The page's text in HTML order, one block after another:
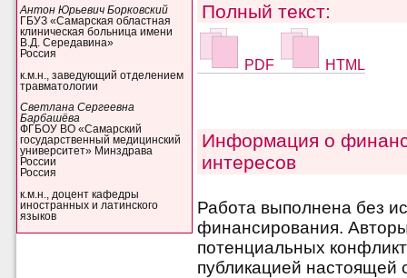
Антон Юрьевич Борковский
ГБУЗ «Самарская областная
клиническая больница имени
В.Д. Середавина»
Россия
к.м.н., заведующий отделением
травматологии
Светлана Сергеевна
Барбашёва
ФГБОУ ВО «Самарский
государственный медицинский
университет» Минздрава
России
Россия
к.м.н., доцент кафедры
иностранных и латинского
языков
Полный текст:
PDF HTML
Информация о
интересов
Работа выполнена без
финансирования.
потенциальных
публикацией настоящей